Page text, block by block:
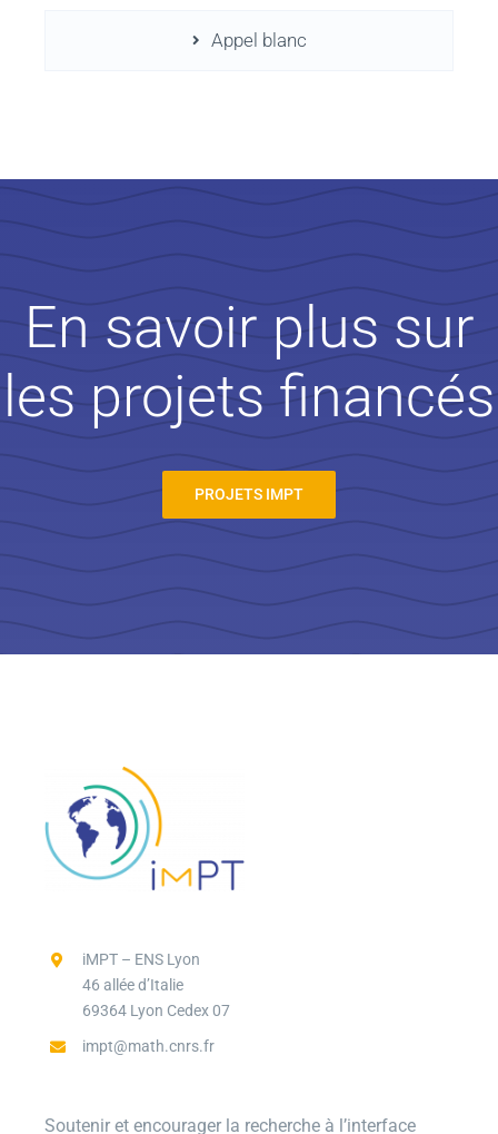
Appel blanc
En savoir plus sur
les projets financés
PROJETS IMPT
iMPT – ENS Lyon
46 allée d’Italie
69364 Lyon Cedex 07
impt@math.cnrs.fr
Soutenir et encourager la recherche à l’interface